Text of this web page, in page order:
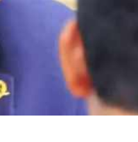
Keras Bahlil